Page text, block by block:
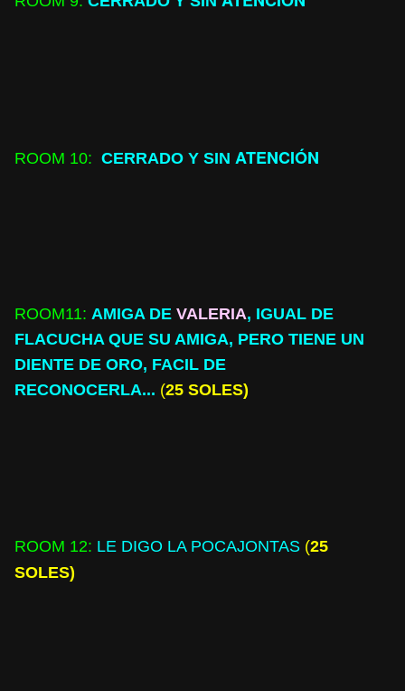
ROOM 10: CERRADO Y SIN ATENCIÓN
ROOM11: AMIGA DE VALERIA, IGUAL DE
FLACUCHA QUE SU AMIGA, PERO TIENE UN
DIENTE DE ORO, FACIL DE
RECONOCERLA... (25 SOLES)
ROOM 12: LE DIGO LA POCAJONTAS (25
SOLES)